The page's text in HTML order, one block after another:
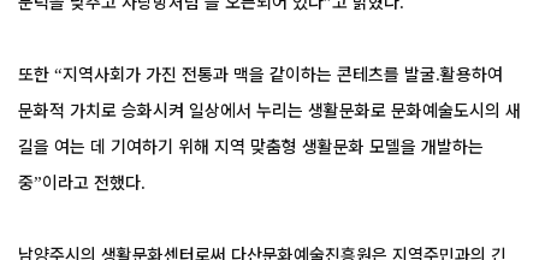
또한 “지역사회가 가진 전통과 맥을 같이하는 콘테츠를 발굴.활용하여
문화적 가치로 승화시켜 일상에서 누리는 생활문화로 문화예술도시의 새
길을 여는 데 기여하기 위해 지역 맞춤형 생활문화 모델을 개발하는
중”이라고 전했다.
남양주시의 생활문화센터로써 다산문화예술진흥원은 지역주민과의 긴